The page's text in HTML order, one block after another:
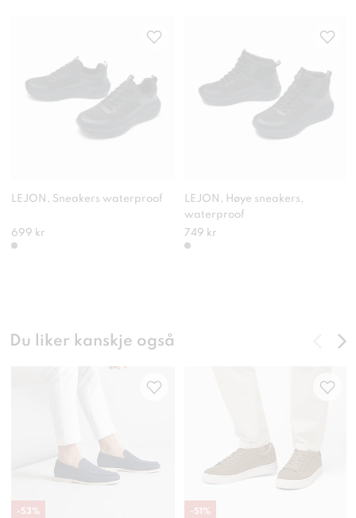
LEJON, Sneakers waterproof
699 kr
LEJON, Høye sneakers,
waterproof
749 kr
Du liker kanskje også
-53% -51 %